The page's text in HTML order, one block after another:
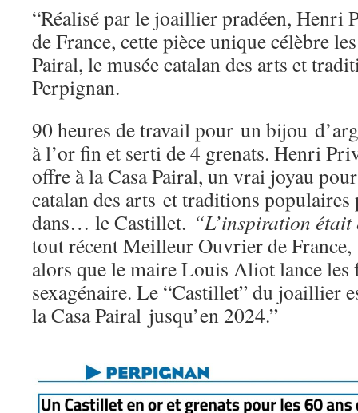
“Réalisé par le joaillier pradéen,
de France, cette pièce unique célèbre
Pairal, le musée catalan des arts et
Perpignan.
90 heures de travail pour un bijou
à l’or fin et serti de 4 grenats. Henri
offre à la Casa Pairal, un vrai joyau
catalan des arts et traditions
dans… le Castillet. “L’inspiration était
tout récent Meilleur Ouvrier de
alors que le maire Louis Aliot lance les
sexagénaire. Le “Castillet” du joaillier
la Casa Pairal jusqu’en 2024.”